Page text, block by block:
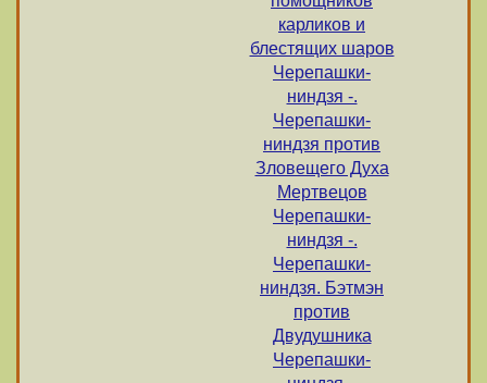
карликов и
блестящих шаров
Черепашки-
ниндзя -.
Черепашки-
ниндзя против
Зловещего Духа
Мертвецов
Черепашки-
ниндзя -.
Черепашки-
ниндзя. Бэтмэн
против
Двудушника
Черепашки-